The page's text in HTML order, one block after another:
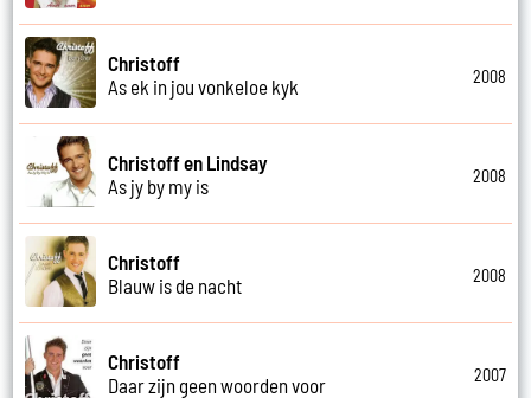
Christoff
As ek in jou vonkeloe kyk
2008
Christoff en Lindsay
As jy by my is
2008
Christoff
Blauw is de nacht
2008
Christoff
Daar zijn geen woorden voor
2007